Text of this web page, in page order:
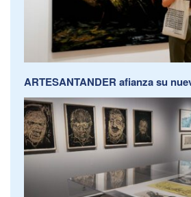
ARTESANTANDER afianza su